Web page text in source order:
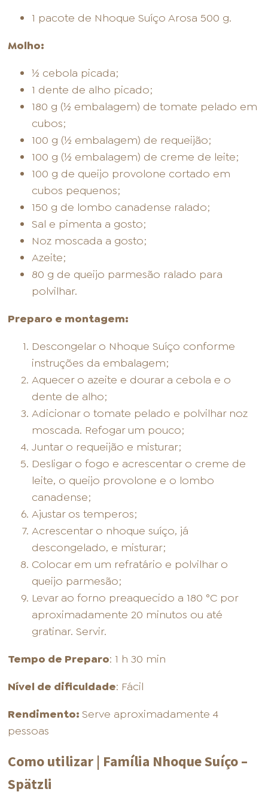
1 pacote de Nhoque Suíço Arosa 500 g.
Molho:
½ cebola picada;
1 dente de alho picado;
180 g (½ embalagem) de tomate pelado em
cubos;
100 g (½ embalagem) de requeijão;
100 g (½ embalagem) de creme de leite;
100 g de queijo provolone cortado em
cubos pequenos;
150 g de lombo canadense ralado;
Sal e pimenta a gosto;
Noz moscada a gosto;
Azeite;
80 g de queijo parmesão ralado para
polvilhar.
Preparo e montagem:
Descongelar o Nhoque Suíço conforme
instruções da embalagem;
Aquecer o azeite e dourar a cebola e o
dente de alho;
Adicionar o tomate pelado e polvilhar noz
moscada. Refogar um pouco;
Juntar o requeijão e misturar;
Desligar o fogo e acrescentar o creme de
leite, o queijo provolone e o lombo
canadense;
Ajustar os temperos;
Acrescentar o nhoque suíço, já
descongelado, e misturar;
Colocar em um refratário e polvilhar o
queijo parmesão;
Levar ao forno preaquecido a 180 °C por
aproximadamente 20 minutos ou até
gratinar. Servir.
Tempo de Preparo: 1 h 30 min
Nível de dificuldade: Fácil
Rendimento:Serve aproximadamente 4
pessoas
Como utilizar | Família Nhoque Suíço –
Spätzli